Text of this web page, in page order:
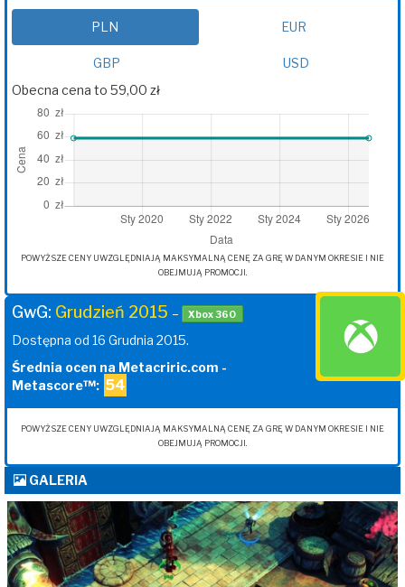
PLN EUR
GBP
USD
Obecna cena to 59,00 zł
POWYŻSZE CENY UWZGLĘDNIAJĄ MAKSYMALNĄ CENĘ ZA GRĘ W DANYM OKRESIE I NIE
OBEJMUJĄ PROMOCJI.
GwG: Grudzień 2015 – Xbox 360
Dostępna od 16 Grudnia 2015.
Średnia ocen na Metacriric.com -
Metascore™: 54
POWYŻSZE CENY UWZGLĘDNIAJĄ MAKSYMALNĄ CENĘ ZA GRĘ W DANYM OKRESIE I NIE
OBEJMUJĄ PROMOCJI.
GALERIA